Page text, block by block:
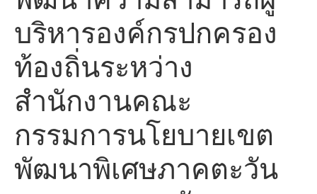
บริหารองค์กรปกครอง
ท้องถิ่นระหว่าง
สำนักงานคณะ
กรรมการนโยบายเขต
พัฒนาพิเศษภาคตะวัน